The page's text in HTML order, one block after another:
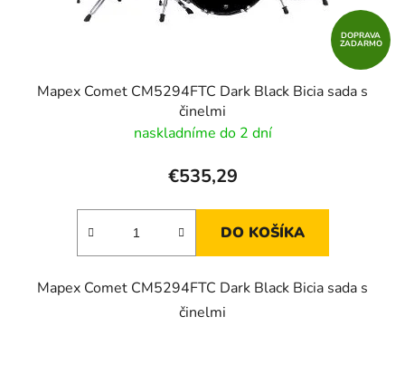
DOPRAVA
ZADARMO
Mapex Comet CM5294FTC Dark Black Bicia sada s
činelmi
naskladníme do 2 dní
€535,29
DO KOŠÍKA
Mapex Comet CM5294FTC Dark Black Bicia sada s
činelmi